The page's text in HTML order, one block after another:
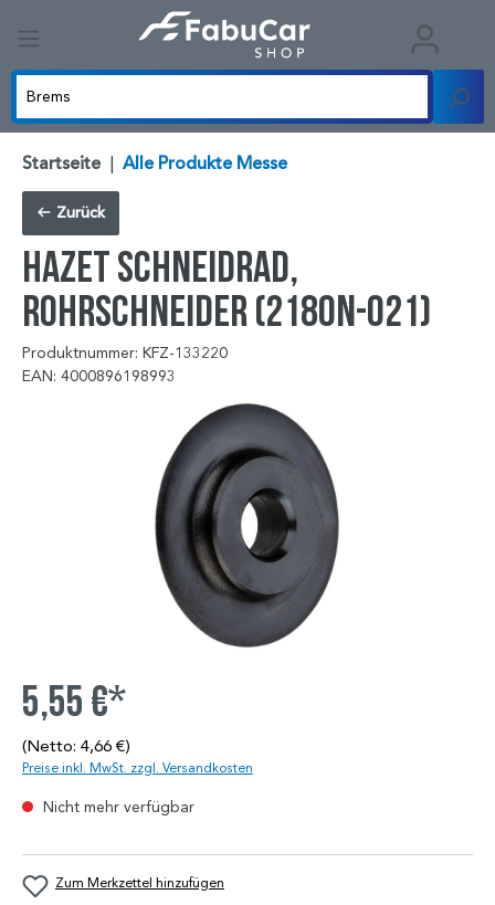
Startseite | Alle Produkte Messe
Zurück
HAZET Schneidrad,
Rohrschneider (2180N-021)
Produktnummer: KFZ-133220
EAN: 4000896198993
5,55 €*
(Netto: 4,66 €)
Preise inkl. MwSt. zzgl. Versandkosten
Nicht mehr verfügbar
Zum Merkzettel hinzufügen